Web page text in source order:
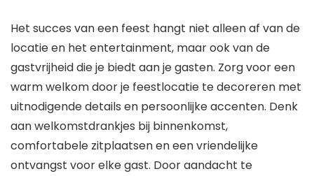
Het succes van een feest hangt niet alleen af van de
locatie en het entertainment, maar ook van de
gastvrijheid die je biedt aan je gasten. Zorg voor een
warm welkom door je feestlocatie te decoreren met
uitnodigende details en persoonlijke accenten. Denk
aan welkomstdrankjes bij binnenkomst,
comfortabele zitplaatsen en een vriendelijke
ontvangst voor elke gast. Door aandacht te